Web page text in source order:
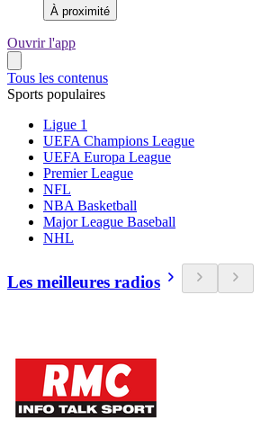
À proximité
Ouvrir l'app
Tous les contenus
Sports populaires
Ligue 1
UEFA Champions League
UEFA Europa League
Premier League
NFL
NBA Basketball
Major League Baseball
NHL
Les meilleures radios